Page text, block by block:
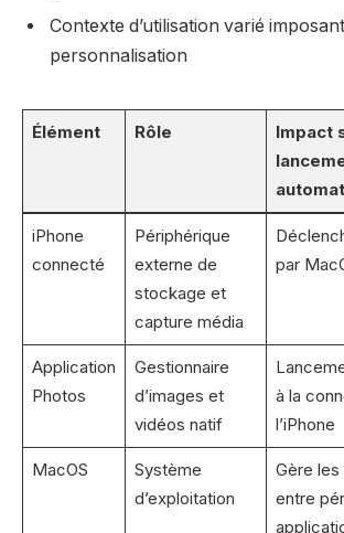
Contexte d’utilisation varié
personnalisation
Élément Rôle
Impact
iPhone
connecté
Périphérique
externe de
stockage et
capture média
par
Application
Photos
Gestionnaire
d’images et
vidéos natif
à la
l’iPhone
MacOS
Système
d’exploitation
Gère
entre